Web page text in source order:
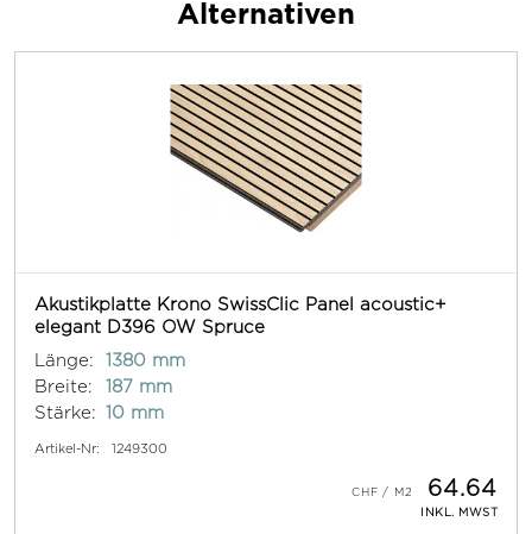
Alternativen
Akustikplatte Krono SwissClic Panel acoustic+
elegant D396 OW Spruce
Länge:
1380 mm
Breite:
187 mm
Stärke: 10 mm
Artikel-Nr: 1249300
64.64
INKL. MWST